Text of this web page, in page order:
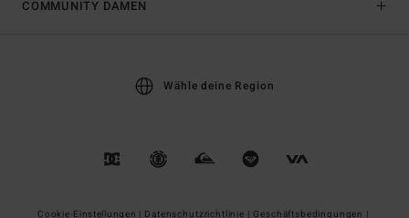
COMMUNITY DAMEN
Wähle deine Region
Cookie-Einstellungen | Datenschutzrichtlinie | Geschäftsbedingungen |